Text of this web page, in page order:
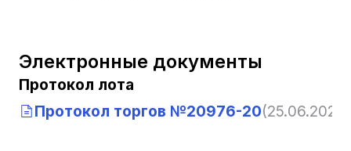
Электронные документы
Протокол лота
Протокол торгов №20976-20